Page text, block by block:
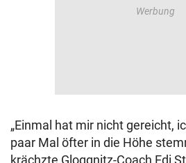
„Einmal hat mir nicht gereicht,
paar Mal öfter in die Höhe
krächzte Gloggnitz-Coach Edi